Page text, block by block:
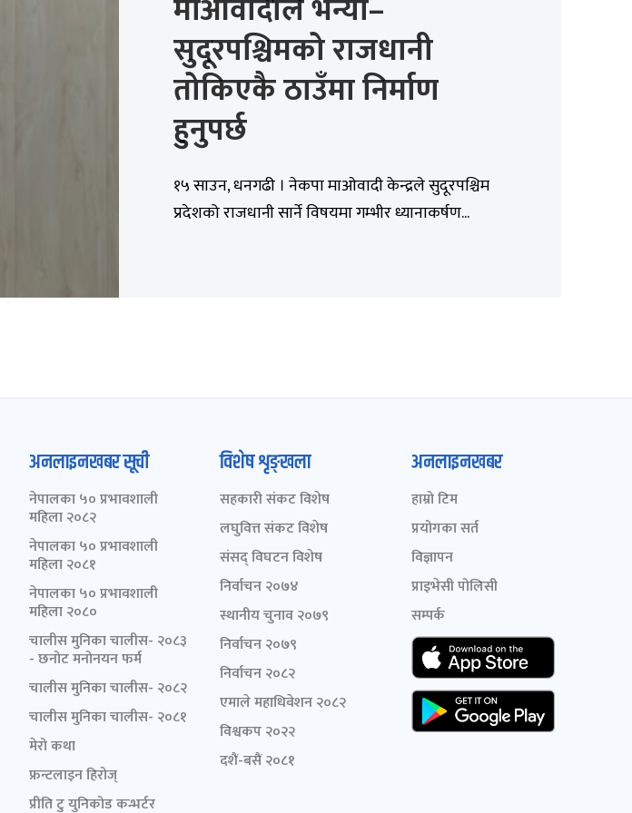
माओवादीले भन्यो–
सुदूरपश्चिमको राजधानी
तोकिएकै ठाउँमा निर्माण
हुनुपर्छ
१५ साउन, धनगढी । नेकपा माओवादी केन्द्रले सुदूरपश्चिम
प्रदेशको राजधानी सार्ने विषयमा गम्भीर ध्यानाकर्षण...
अनलाइनखबर सूची
नेपालका ५० प्रभावशाली
महिला २०८२
नेपालका ५० प्रभावशाली
महिला २०८१
नेपालका ५० प्रभावशाली
महिला २०८०
चालीस मुनिका चालीस- २०८३
- छनोट मनोनयन फर्म
चालीस मुनिका चालीस- २०८२
चालीस मुनिका चालीस- २०८१
मेरो कथा
फ्रन्टलाइन हिरोज्
प्रीति टु युनिकोड कन्भर्टर
विशेष शृङ्खला
सहकारी संकट विशेष
लघुवित्त संकट विशेष
संसद् विघटन विशेष
निर्वाचन २०७४
स्थानीय चुनाव २०७९
निर्वाचन २०७९
निर्वाचन २०८२
एमाले महाधिवेशन २०८२
विश्वकप २०२२
दशैं-बसैं २०८१
अनलाइनखबर
हाम्रो टिम
प्रयोगका सर्त
विज्ञापन
प्राइभेसी पोलिसी
सम्पर्क